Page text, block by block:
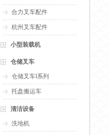
合力叉车配件
杭州叉车配件
小型装载机
仓储叉车
仓储叉车I系列
托盘搬运车
清洁设备
洗地机